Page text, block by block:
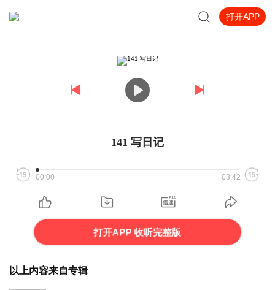
打开APP
141 写日记
00:00 03:42
打开APP 收听完整版
以上内容来自专辑